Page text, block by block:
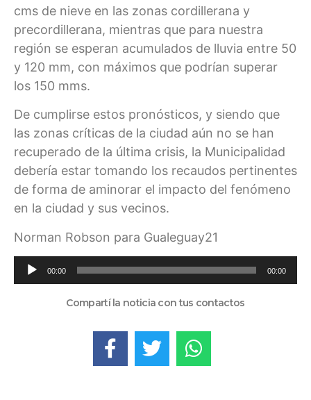
cms de nieve en las zonas cordillerana y
precordillerana, mientras que para nuestra
región se esperan acumulados de lluvia entre 50
y 120 mm, con máximos que podrían superar
los 150 mms.
De cumplirse estos pronósticos, y siendo que
las zonas críticas de la ciudad aún no se han
recuperado de la última crisis, la Municipalidad
debería estar tomando los recaudos pertinentes
de forma de aminorar el impacto del fenómeno
en la ciudad y sus vecinos.
Norman Robson para Gualeguay21
Reproductor
de
00:00 00:00
Compartí la noticia con tus contactos